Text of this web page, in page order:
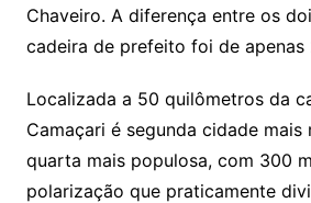
Chaveiro. A diferença entre os
cadeira de prefeito foi de apenas
Localizada a 50 quilômetros da
Camaçari é segunda cidade mais
quarta mais populosa, com 300
polarização que praticamente